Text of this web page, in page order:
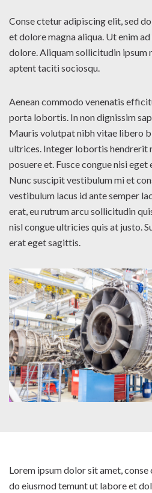
Conse ctetur adipiscing elit, sed
et dolore magna aliqua. Ut enim
dolore. Aliquam sollicitudin ipsum
aptent taciti sociosqu.
Aenean commodo venenatis
porta lobortis. In non dignissim
Mauris volutpat nibh vitae libero
ultrices. Integer lobortis hendrerit
posuere et. Fusce congue nisi
Nunc suscipit vestibulum mi et
vestibulum lacus id ante semper
erat, eu rutrum arcu sollicitudin
nisl congue ultricies quis at justo.
erat eget sagittis.
Lorem ipsum dolor sit amet,
do eiusmod temunt ut labore et